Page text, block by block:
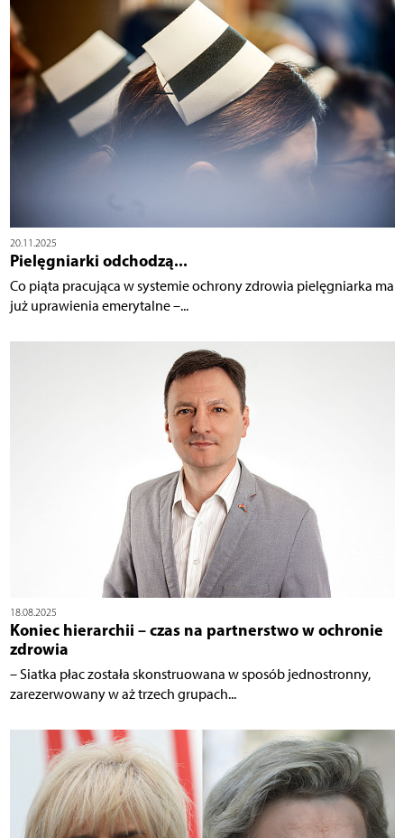
20.11.2025
Pielęgniarki odchodzą...
Co piąta pracująca w systemie ochrony zdrowia pielęgniarka ma
już uprawienia emerytalne –...
18.08.2025
Koniec hierarchii – czas na partnerstwo w ochronie
zdrowia
– Siatka płac została skonstruowana w sposób jednostronny,
zarezerwowany w aż trzech grupach...